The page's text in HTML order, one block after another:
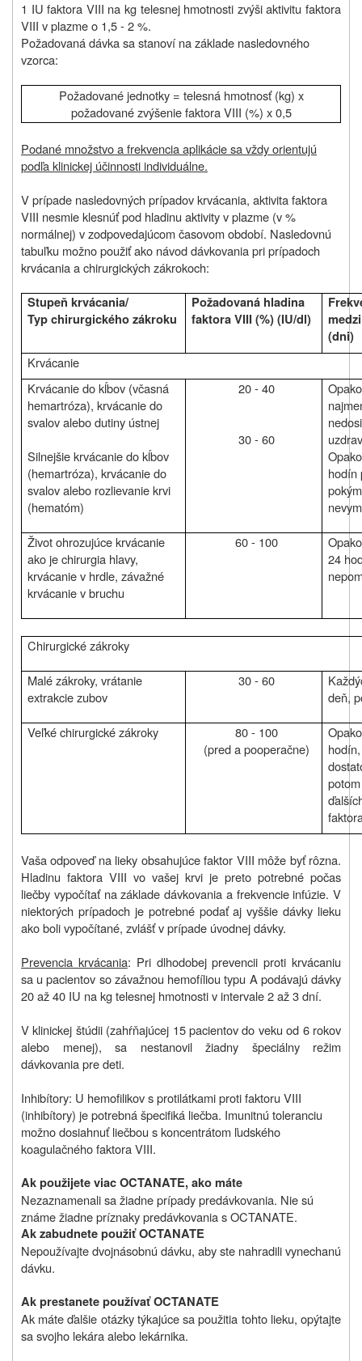
1 IU faktora VIII na kg telesnej hmotnosti zvýši aktivitu faktora
VIII v plazme o 1,5 - 2 %.
Požadovaná dávka sa stanoví na základe nasledovného
vzorca:
Požadované jednotky = telesná hmotnosť (kg) x
požadované zvýšenie faktora VIII (%) x 0,5
Podané množstvo a frekvencia aplikácie sa vždy orientujú
podľa klinickej účinnosti individuálne.
V prípade nasledovných prípadov krvácania, aktivita faktora
VIII nesmie klesnúť pod hladinu aktivity v plazme (v %
normálnej) v zodpovedajúcom časovom období. Nasledovnú
tabuľku možno použiť ako návod dávkovania pri prípadoch
krvácania a chirurgických zákrokoch:
Stupeň krvácania/
Typ chirurgického zákroku
Požadovaná hladina
faktora VIII (%) (IU/dl)
(dni)
Krvácanie
Krvácanie do kĺbov (včasná
hemartróza), krvácanie do
svalov alebo dutiny ústnej
Silnejšie krvácanie do kĺbov
(hemartróza), krvácanie do
svalov alebo rozlievanie krvi
(hematóm)
20 - 40
30 - 60
hodín
Život ohrozujúce krvácanie
ako je chirurgia hlavy,
krvácanie v hrdle, závažné
krvácanie v bruchu
60 - 100
24
Chirurgické zákroky
Malé zákroky, vrátanie
extrakcie zubov
30 - 60
deň,
Veľké chirurgické zákroky
80 - 100
(pred a pooperačne)
Vaša odpoveď na lieky obsahujúce faktor VIII môže byť rôzna.
Hladinu faktora VIII vo vašej krvi je preto potrebné počas
liečby vypočítať na základe dávkovania a frekvencie infúzie. V
niektorých prípadoch je potrebné podať aj vyššie dávky lieku
ako boli vypočítané, zvlášť v prípade úvodnej dávky.
Prevencia krvácania: Pri dlhodobej prevencii proti krvácaniu
sa u pacientov so závažnou hemofíliou typu A podávajú dávky
20 až 40 IU na kg telesnej hmotnosti v intervale 2 až 3 dní.
V klinickej štúdii (zahŕňajúcej 15 pacientov do veku od 6 rokov
alebo menej), sa nestanovil žiadny špeciálny režim
dávkovania pre deti.
Inhibítory: U hemofilikov s protilátkami proti faktoru VIII
(inhibítory) je potrebná špecifiká liečba. Imunitnú toleranciu
možno dosiahnuť liečbou s koncentrátom ľudského
koagulačného faktora VIII.
Ak použijete viac OCTANATE, ako máte
Nezaznamenali sa žiadne prípady predávkovania. Nie sú
známe žiadne príznaky predávkovania s OCTANATE.
Ak zabudnete použiť OCTANATE
Nepoužívajte dvojnásobnú dávku, aby ste nahradili vynechanú
dávku.
Ak prestanete používať OCTANATE
Ak máte ďalšie otázky týkajúce sa použitia tohto lieku, opýtajte
sa svojho lekára alebo lekárnika.